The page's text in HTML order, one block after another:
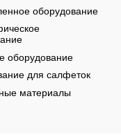
оборудование
оборудование
для салфеток
материалы